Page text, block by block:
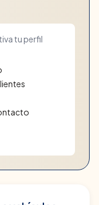
tu perfil